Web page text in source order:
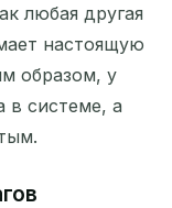
15 секунд
ДЕЙСТВИЕ
любая другая
настоящую
образом, у
в системе, а